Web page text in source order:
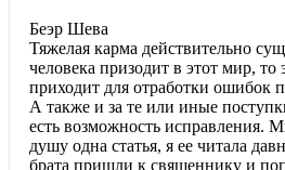
Беэр Шева
Тяжелая карма действительно
человека призодит в этот мир, то
приходит для отработки
А также и за те или иные
есть возможность исправления.
душу одна статья, я ее читала
брата пришли к священнику и